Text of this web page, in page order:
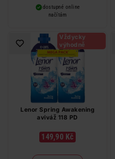
dostupné online
načítám
Vždycky
výhodně
Lenor Spring Awakening
aviváž 118 PD
149,90 Kč